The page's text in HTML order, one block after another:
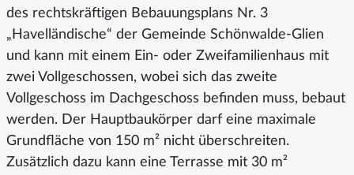
des rechtskräftigen Bebauungsplans Nr. 3
„Havelländische“ der Gemeinde Schönwalde-Glien
und kann mit einem Ein- oder Zweifamilienhaus mit
zwei Vollgeschossen, wobei sich das zweite
Vollgeschoss im Dachgeschoss befinden muss, bebaut
werden. Der Hauptbaukörper darf eine maximale
Grundfläche von 150 m² nicht überschreiten.
Zusätzlich dazu kann eine Terrasse mit 30 m²